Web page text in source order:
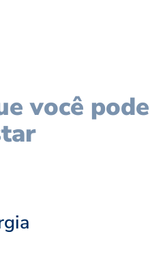
você pode